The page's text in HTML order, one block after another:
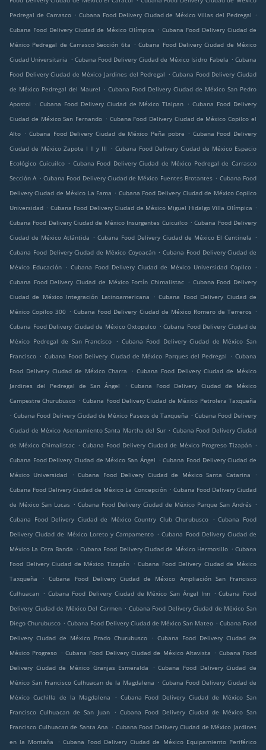
Pedregal de Carrasco . Cubana Food Delivery Ciudad de México Villas del Pedregal .
Cubana Food Delivery Ciudad de México Olímpica . Cubana Food Delivery Ciudad de
México Pedregal de Carrasco Sección 6ta . Cubana Food Delivery Ciudad de México
Ciudad Universitaria . Cubana Food Delivery Ciudad de México Isidro Fabela . Cubana
Food Delivery Ciudad de México Jardines del Pedregal . Cubana Food Delivery Ciudad
de México Pedregal del Maurel . Cubana Food Delivery Ciudad de México San Pedro
Apostol
. Cubana Food Delivery Ciudad de México Tlalpan . Cubana Food Delivery
Ciudad de México San Fernando . Cubana Food Delivery Ciudad de México Copilco el
Alto . Cubana Food Delivery Ciudad de México Peña pobre . Cubana Food Delivery
Ciudad de México Zapote I II y III
. Cubana Food Delivery Ciudad de México Espacio
Ecológico Cuicuilco . Cubana Food Delivery Ciudad de México Pedregal de Carrasco
Sección A . Cubana Food Delivery Ciudad de México Fuentes Brotantes . Cubana Food
Delivery Ciudad de México La Fama . Cubana Food Delivery Ciudad de México Copilco
Universidad . Cubana Food Delivery Ciudad de México Miguel Hidalgo Villa Olímpica .
Cubana Food Delivery Ciudad de México Insurgentes Cuicuilco . Cubana Food Delivery
Ciudad de México Atlántida . Cubana Food Delivery Ciudad de México El Centinela .
Cubana Food Delivery Ciudad de México Coyoacán . Cubana Food Delivery Ciudad de
México Educación . Cubana Food Delivery Ciudad de México Universidad Copilco .
Cubana Food Delivery Ciudad de México Fortín Chimalistac . Cubana Food Delivery
Ciudad de México Integración Latinoamericana
. Cubana Food Delivery Ciudad de
México Copilco 300 . Cubana Food Delivery Ciudad de México Romero de Terreros .
Cubana Food Delivery Ciudad de México Oxtopulco . Cubana Food Delivery Ciudad de
México Pedregal de San Francisco
. Cubana Food Delivery Ciudad de México San
Francisco . Cubana Food Delivery Ciudad de México Parques del Pedregal . Cubana
Food Delivery Ciudad de México Charra
. Cubana Food Delivery Ciudad de México
Jardines del Pedregal de San Ángel
. Cubana Food Delivery Ciudad de México
Campestre Churubusco . Cubana Food Delivery Ciudad de México Petrolera Taxqueña
. Cubana Food Delivery Ciudad de México Paseos de Taxqueña . Cubana Food Delivery
Ciudad de México Asentamiento Santa Martha del Sur . Cubana Food Delivery Ciudad
de México Chimalistac . Cubana Food Delivery Ciudad de México Progreso Tizapán .
Cubana Food Delivery Ciudad de México San Ángel . Cubana Food Delivery Ciudad de
México Universidad
. Cubana Food Delivery Ciudad de México Santa Catarina
.
Cubana Food Delivery Ciudad de México La Concepción . Cubana Food Delivery Ciudad
de México San Lucas . Cubana Food Delivery Ciudad de México Parque San Andrés .
Cubana Food Delivery Ciudad de México Country Club Churubusco
. Cubana Food
Delivery Ciudad de México Loreto y Campamento . Cubana Food Delivery Ciudad de
México La Otra Banda . Cubana Food Delivery Ciudad de México Hermosillo . Cubana
Food Delivery Ciudad de México Tizapán . Cubana Food Delivery Ciudad de México
Taxqueña
.
Cubana Food Delivery Ciudad de México Ampliación San Francisco
Culhuacan . Cubana Food Delivery Ciudad de México San Ángel Inn . Cubana Food
Delivery Ciudad de México Del Carmen . Cubana Food Delivery Ciudad de México San
Diego Churubusco . Cubana Food Delivery Ciudad de México San Mateo . Cubana Food
Delivery Ciudad de México Prado Churubusco
. Cubana Food Delivery Ciudad de
México Progreso . Cubana Food Delivery Ciudad de México Altavista . Cubana Food
Delivery Ciudad de México Granjas Esmeralda
. Cubana Food Delivery Ciudad de
México San Francisco Culhuacan de la Magdalena . Cubana Food Delivery Ciudad de
México Cuchilla de la Magdalena
. Cubana Food Delivery Ciudad de México San
Francisco Culhuacan de San Juan
. Cubana Food Delivery Ciudad de México San
Francisco Culhuacan de Santa Ana . Cubana Food Delivery Ciudad de México Jardines
en la Montaña
. Cubana Food Delivery Ciudad de México Equipamiento Periférico